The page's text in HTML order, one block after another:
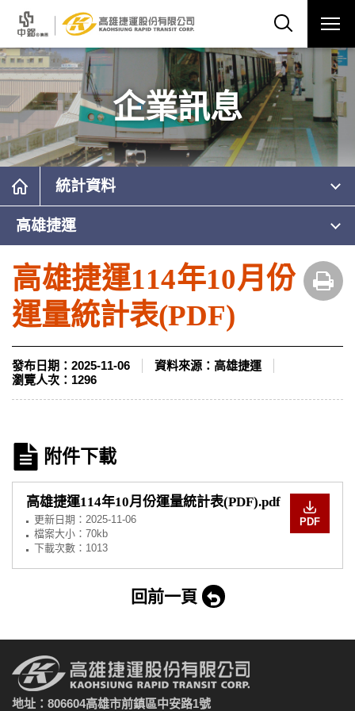
企業訊息
統計資料
高雄捷運
高雄捷運114年10月份
運量統計表(PDF)
發布日期： 2025-11-06 資料來源： 高雄捷運
瀏覽人次： 1296
附件下載
高雄捷運114年10月份運量統計表(PDF).pdf
更新日期： 2025-11-06
檔案大小：70kb
下載次數：1013
PDF
回前一頁
地址：806604高雄市前鎮區中安路1號